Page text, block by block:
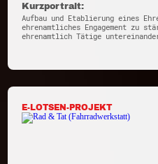
Kurzportrait:
Aufbau und Etablierung eines
ehrenamtliches Engagement zu
ehrenamtlich Tätige
E-LOTSEN-PROJEKT